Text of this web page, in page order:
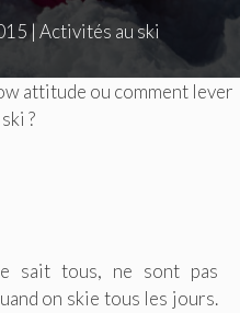
| Activités au ski
attitude ou comment lever
?
sait tous, ne sont pas
on skie tous les jours.